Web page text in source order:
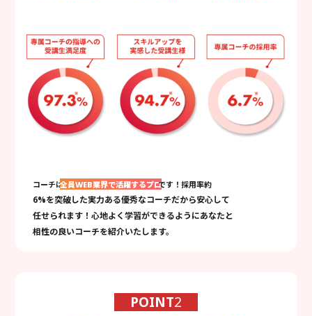
コーチは全員WEB業界で活躍するプロです！採用率約
6%を突破した実力ある優秀なコーチだから安心して
任せられます！心地よく学習ができるようにあなたと
相性の良いコーチを紹介いたします。
POINT2